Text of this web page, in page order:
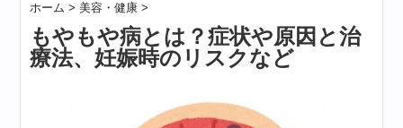
ホーム >美容・健康 >
もやもや病とは？症状や原因と治
療法、妊娠時のリスクなど